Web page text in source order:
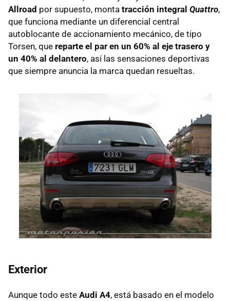
Allroad por supuesto, monta tracción integral Quattro,
que funciona mediante un diferencial central
autoblocante de accionamiento mecánico, de tipo
Torsen, que reparte el par en un 60% al eje trasero y
un 40% al delantero, así las sensaciones deportivas
que siempre anuncia la marca quedan resueltas.
Exterior
Aunque todo este Audi A4, está basado en el modelo